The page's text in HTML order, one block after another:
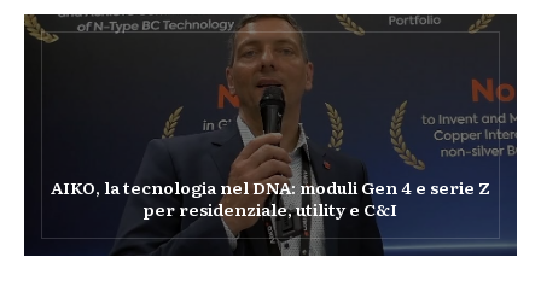
AIKO, la tecnologia nel DNA: moduli Gen 4 e serie Z
per residenziale, utility e C&I